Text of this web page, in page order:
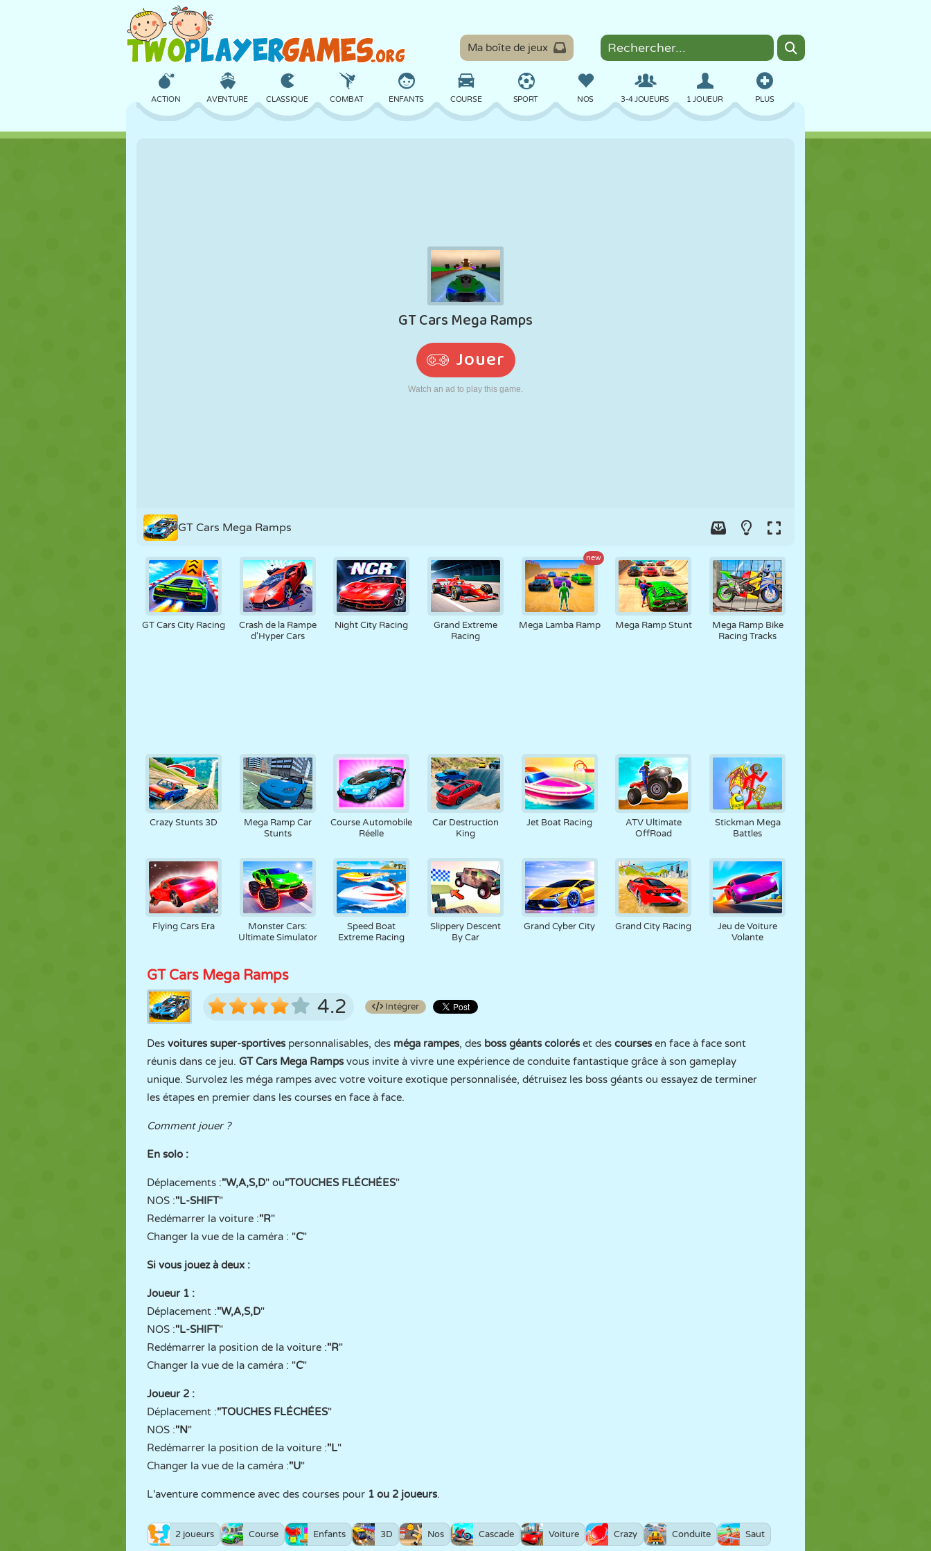
Ma boîte de jeux
PLUS
ACTION AVENTURE CLASSIQUE COMBAT ENFANTS COURSE SPORT NOS 3-4 JOUEURS 1 JOUEUR
MONSTRE
ROBOT POURSUITE ÉCOLE
GT Cars Mega Ramps
GT Cars City Racing
Crash de la Rampe
d'Hyper Cars
Night City Racing
Grand Extreme
Racing
new
Mega Lamba Ramp Mega Ramp Stunt
Mega Ramp Bike
Racing Tracks
Crazy Stunts 3D
Mega Ramp Car
Stunts
Course Automobile
Réelle
Car Destruction
King
Jet Boat Racing
ATV Ultimate
OffRoad
Stickman Mega
Battles
Flying Cars Era
Monster Cars:
Ultimate Simulator
Speed Boat
Extreme Racing
Slippery Descent
By Car
Grand Cyber City Grand City Racing
Jeu de Voiture
Volante
GT Cars Mega Ramps
4.2 Intégrer
Des voitures super-sportivespersonnalisables, des méga rampes, des boss géants coloréset des coursesen face à face sont
réunis dans ce jeu. GT Cars Mega Rampsvous invite à vivre une expérience de conduite fantastique grâce à son gameplay
unique. Survolez les méga rampes avec votre voiture exotique personnalisée, détruisez les boss géants ou essayez de terminer
les étapes en premier dans les courses en face à face.
Comment jouer ?
En solo :
Déplacements :"W,A,S,D" ou"TOUCHES FLÉCHÉES"
NOS :"L-SHIFT"
Redémarrer la voiture :"R"
Changer la vue de la caméra : "C"
Si vous jouez à deux :
Joueur 1 :
Déplacement :"W,A,S,D"
NOS :"L-SHIFT"
Redémarrer la position de la voiture :"R"
Changer la vue de la caméra : "C"
Joueur 2 :
Déplacement :"TOUCHES FLÉCHÉES"
NOS :"N"
Redémarrer la position de la voiture :"L"
Changer la vue de la caméra :"U"
L'aventure commence avec des courses pour 1 ou 2 joueurs.
2 joueurs Course Enfants 3D Nos Cascade Voiture Crazy Conduite Saut